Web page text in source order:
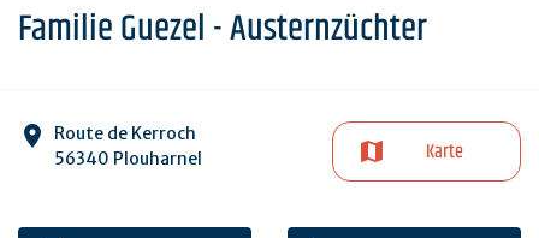
Familie Guezel - Austernzüchter
Route de Kerroch
56340 Plouharnel
Karte